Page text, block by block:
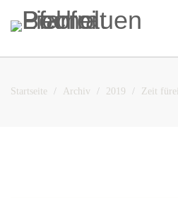
Startseite Archiv 2019 Zeit